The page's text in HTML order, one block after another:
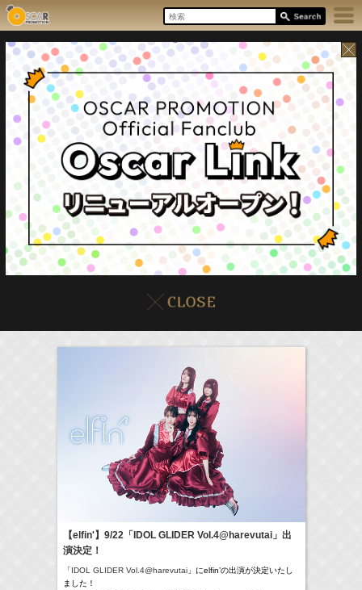
一泊家族
19:30-19:45
Radio )
21:00 -21:30
Radio) 藤田ニコルのニコニチ
【elfin'】9/22「IDOL GLIDER Vol.4@harevutai」出
演決定！
「IDOL GLIDER Vol.4@harevutai」にelfin’の出演が決定いたし
ました！